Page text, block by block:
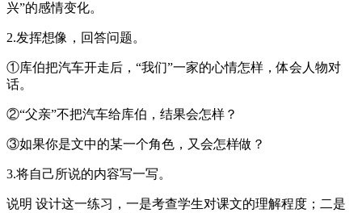
兴”的感情变化。
2.发挥想像，回答问题。
①库伯把汽车开走后，“我们”一家的心情怎样，体会人物对
话。
②“父亲”不把汽车给库伯，结果会怎样？
③如果你是文中的某一个角色，又会怎样做？
3.将自己所说的内容写一写。
说明 设计这一练习，一是考查学生对课文的理解程度；二是